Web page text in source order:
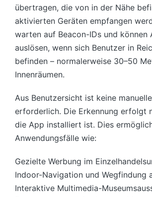
übertragen, die von in der Nähe
aktivierten Geräten empfangen
warten auf Beacon-IDs und können
auslösen, wenn sich Benutzer in
befinden – normalerweise 30–50
Innenräumen.
Aus Benutzersicht ist keine
erforderlich. Die Erkennung erfolgt
die App installiert ist. Dies
Anwendungsfälle wie:
Gezielte Werbung im
Indoor-Navigation und Wegfindung
Interaktive Multimedia-